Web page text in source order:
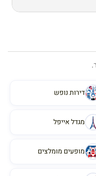
דירות נופש
מגדל אייפל
מופעים מומלצים